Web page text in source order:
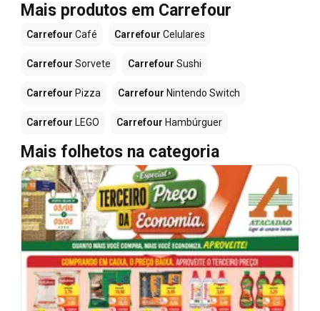
Mais produtos em Carrefour
Carrefour Café Carrefour Celulares
Carrefour Sorvete Carrefour Sushi
Carrefour Pizza Carrefour Nintendo Switch
Carrefour LEGO Carrefour Hambúrguer
Mais folhetos na categoria